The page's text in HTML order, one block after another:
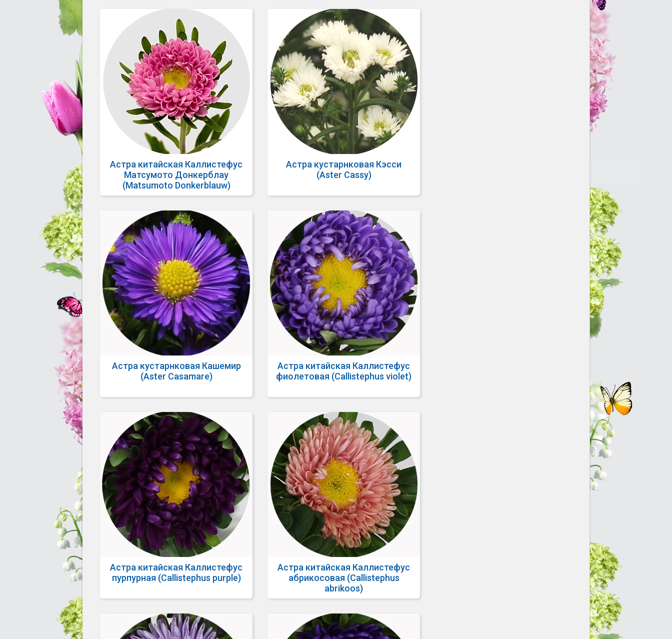
Астра китайская Каллистефус
Матсумото Донкерблау
(Matsumoto Donkerblauw)
Астра кустарнковая Кэсси
(Aster Cassy)
Астра кустарнковая Кашемир
(Aster Casamare)
Астра китайская Каллистефус
фиолетовая (Callistephus violet)
Астра китайская Каллистефус
пурпурная (Callistephus purple)
Астра китайская Каллистефус
абрикосовая (Callistephus
abrikoos)